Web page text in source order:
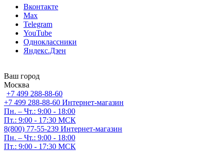
Вконтакте
Max
Telegram
YouTube
Одноклассники
Яндекс.Дзен
Ваш город
Москва
+7 499 288-88-60
+7 499 288-88-60 Интернет-магазин
Пн. – Чт.: 9:00 - 18:00
Пт.: 9:00 - 17:30 МСК
8(800) 77-55-239 Интернет-магазин
Пн. – Чт.: 9:00 - 18:00
Пт.: 9:00 - 17:30 МСК